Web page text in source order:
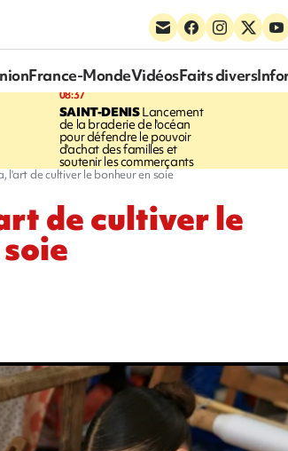
France-MondeVidéosFaits divers
08:37
SAINT-DENISLancement
de la braderie de l'océan
pour défendre le pouvoir
d'achat des familles et
soutenir les commerçants
l'art de cultiver le bonheur en soie
de cultiver le